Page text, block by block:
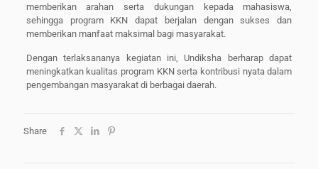
memberikan arahan serta dukungan kepada mahasiswa,
sehingga program KKN dapat berjalan dengan sukses dan
memberikan manfaat maksimal bagi masyarakat.
Dengan terlaksananya kegiatan ini, Undiksha berharap dapat
meningkatkan kualitas program KKN serta kontribusi nyata dalam
pengembangan masyarakat di berbagai daerah.
Share